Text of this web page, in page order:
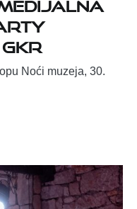
Noći muzeja, 30.